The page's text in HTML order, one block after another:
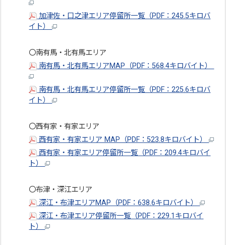
加津佐・口之津エリア停留所一覧（PDF：245.5キロバ
イト）
〇南有馬・北有馬エリア
南有馬・北有馬エリアMAP（PDF：568.4キロバイト）
南有馬・北有馬エリア停留所一覧（PDF：225.6キロバ
イト）
〇西有家・有家エリア
西有家・有家エリア MAP（PDF：523.8キロバイト）
西有家・有家エリア停留所一覧（PDF：209.4キロバイ
ト）
〇布津・深江エリア
深江・布津エリアMAP（PDF：638.6キロバイト）
深江・布津エリア停留所一覧（PDF：229.1キロバイ
ト）